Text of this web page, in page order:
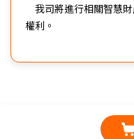
我司將進行相關智慧
權利。